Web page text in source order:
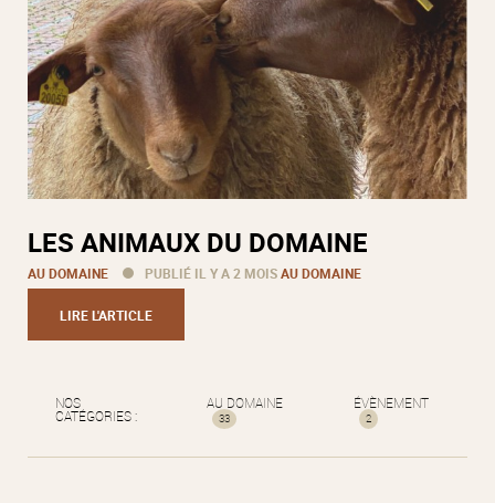
LES ANIMAUX DU DOMAINE
AU DOMAINE PUBLIÉ IL Y A 2 MOISAU DOMAINE
LIRE L'ARTICLE
NOS
CATÉGORIES :
AU DOMAINE
33
ÉVÈNEMENT
2